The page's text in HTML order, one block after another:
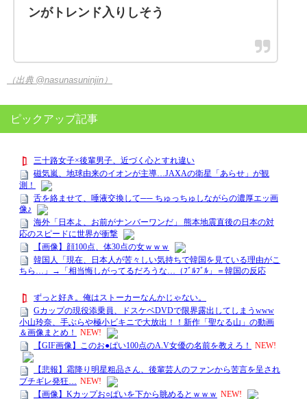
ンがトレンド入りしそう
（出典 @nasunasuninjin）
ピックアップ記事